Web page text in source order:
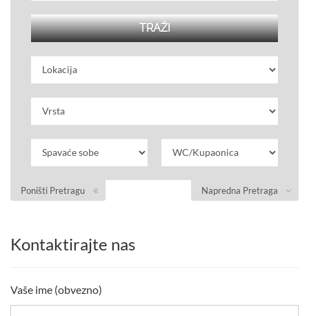
Napredna Pretraga
Poništi Pretragu
Kontaktirajte nas
Vaše ime (obvezno)